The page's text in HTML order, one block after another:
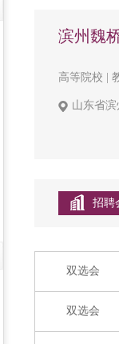
滨州魏
高等院校 |
山东省
招聘
双选会
双选会